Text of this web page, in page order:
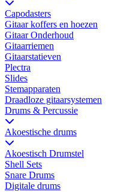
Capodasters
Gitaar koffers en hoezen
Gitaar Onderhoud
Gitaarriemen
Gitaarstatieven
Plectra
Slides
Stemapparaten
Draadloze gitaarsystemen
Drums & Percussie
Akoestische drums
Akoestisch Drumstel
Shell Sets
Snare Drums
Digitale drums